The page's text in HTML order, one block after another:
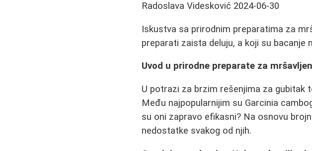
Radoslava Videsković 2024-06-30
Iskustva sa prirodnim preparatima za
preparati zaista deluju, a koji su bacanje
Uvod u prirodne preparate za
U potrazi za brzim rešenjima za gubitak
Među najpopularnijim su Garcinia
su oni zapravo efikasni? Na osnovu
nedostatke svakog od njih.